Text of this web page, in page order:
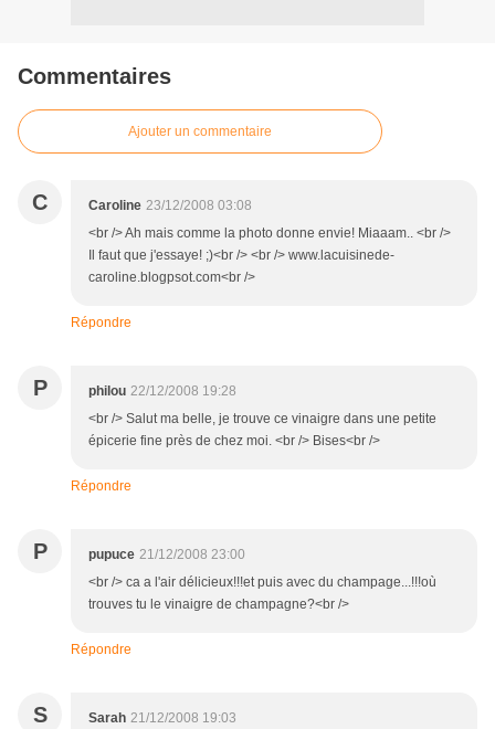
Commentaires
Ajouter un commentaire
C Caroline 23/12/2008 03:08
<br /> Ah mais comme la photo donne envie! Miaaam.. <br />
Il faut que j'essaye! ;)<br /> <br /> www.lacuisinede-
caroline.blogpsot.com<br />
Répondre
P philou 22/12/2008 19:28
<br /> Salut ma belle, je trouve ce vinaigre dans une petite
épicerie fine près de chez moi. <br /> Bises<br />
Répondre
P pupuce 21/12/2008 23:00
<br /> ca a l'air délicieux!!!et puis avec du champage...!!!où
trouves tu le vinaigre de champagne?<br />
Répondre
S Sarah 21/12/2008 19:03